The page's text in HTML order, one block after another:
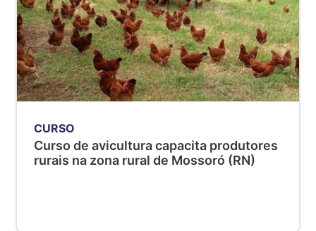
CURSO
Curso de avicultura capacita produtores
rurais na zona rural de Mossoró (RN)